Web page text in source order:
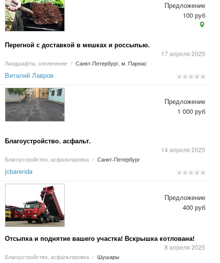
Перегной с доставкой в мешках и россыпью.
17 апреля 2025
Ландшафты, озеленение / Санкт-Петербург, м. Парнас
Предложение
100 руб
Виталий Лавров
Благоустройство. асфальт.
14 апреля 2025
Благоустройство, асфальтировка / Санкт-Петербург
Предложение
1 000 руб
jcbarenda
Отсыпка и поднятие вашего участка! Вскрышка котлована!
8 апреля 2025
Благоустройство, асфальтировка / Шушары
Предложение
400 руб